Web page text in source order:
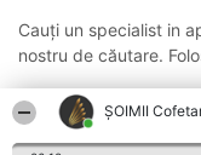
ȘOIMII
Cauți un specialist in
nostru de căutare.